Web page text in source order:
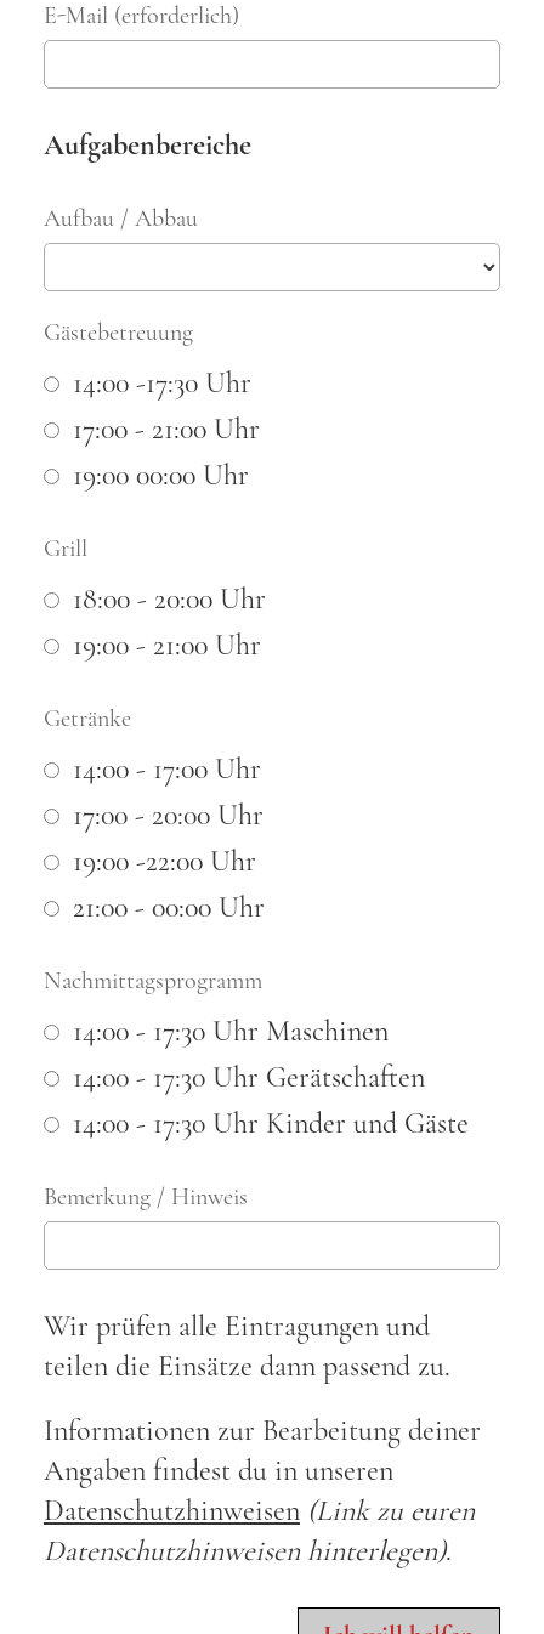
E-Mail (erforderlich)
Aufgabenbereiche
Aufbau / Abbau
Gästebetreuung
14:00 -17:30 Uhr
17:00 - 21:00 Uhr
19:00 00:00 Uhr
Grill
18:00 - 20:00 Uhr
19:00 - 21:00 Uhr
Getränke
14:00 - 17:00 Uhr
17:00 - 20:00 Uhr
19:00 -22:00 Uhr
21:00 - 00:00 Uhr
Nachmittagsprogramm
14:00 - 17:30 Uhr Maschinen
14:00 - 17:30 Uhr Gerätschaften
14:00 - 17:30 Uhr Kinder und Gäste
Bemerkung / Hinweis
Wir prüfen alle Eintragungen und
teilen die Einsätze dann passend zu.
Informationen zur Bearbeitung deiner
Angaben findest du in unseren
Datenschutzhinweisen (Link zu euren
Datenschutzhinweisen hinterlegen).